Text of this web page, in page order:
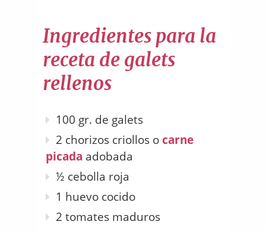
Ingredientes para la
receta de galets
rellenos
100 gr. de galets
2 chorizos criollos ocarne
picada adobada
½ cebolla roja
1 huevo cocido
2 tomates maduros